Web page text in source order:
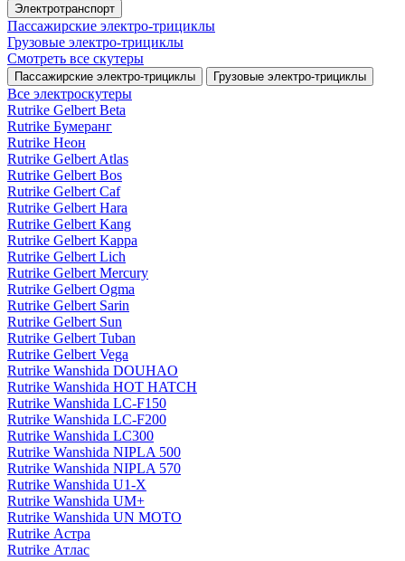
Электротранспорт
Пассажирские электро‑трициклы
Грузовые электро‑трициклы
Смотреть все скутеры
Пассажирские электро‑трициклы Грузовые электро‑трициклы
Все электро­скутеры
Rutrike Gelbert Beta
Rutrike Бумеранг
Rutrike Неон
Rutrike Gelbert Atlas
Rutrike Gelbert Bos
Rutrike Gelbert Caf
Rutrike Gelbert Hara
Rutrike Gelbert Kang
Rutrike Gelbert Kappa
Rutrike Gelbert Lich
Rutrike Gelbert Mercury
Rutrike Gelbert Ogma
Rutrike Gelbert Sarin
Rutrike Gelbert Sun
Rutrike Gelbert Tuban
Rutrike Gelbert Vega
Rutrike Wanshida DOUHAO
Rutrike Wanshida HOT HATCH
Rutrike Wanshida LC-F150
Rutrike Wanshida LC-F200
Rutrike Wanshida LC300
Rutrike Wanshida NIPLA 500
Rutrike Wanshida NIPLA 570
Rutrike Wanshida U1-X
Rutrike Wanshida UM+
Rutrike Wanshida UN MOTO
Rutrike Астра
Rutrike Атлас